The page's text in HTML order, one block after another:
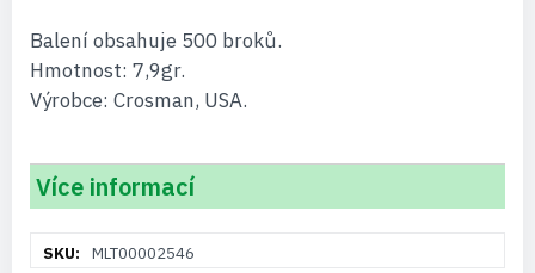
Balení obsahuje 500 broků.
Hmotnost: 7,9gr.
Výrobce: Crosman, USA.
Více informací
informacíMLT00002546